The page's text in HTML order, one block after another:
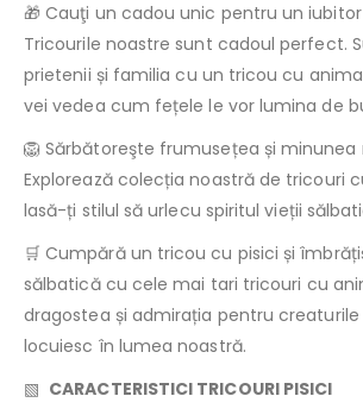
🎁 Cauţi un cadou unic pentru un
Tricourile noastre sunt cadoul perfect.
prietenii și familia cu un tricou cu
vei vedea cum fețele le vor lumina de
🦁 Sărbătoreşte frumusețea și minunea
Explorează colecția noastră de tricouri
lasă-ți stilul să urlecu spiritul vieții
🛒 Cumpără un tricou cu pisici și
sălbatică cu cele mai tari tricouri cu
dragostea și admirația pentru
locuiesc în lumea noastră.
▧ CARACTERISTICI TRICOURI PISICI